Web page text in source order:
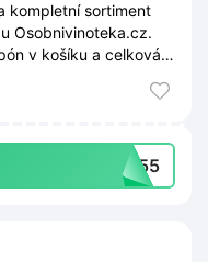
kompletní sortiment
Osobnivinoteka.cz.
v košíku a celková
NU55